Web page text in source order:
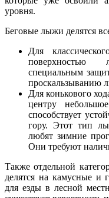
уровня.
Беговые лыжи делятся
Для
поверхностью
специальным
проскальзыванию
Для конькового
центру
способствует
гору. Этот тип
любят зимние
Они требуют
Также отдельной
делятся на камусные и
для езды в лесной